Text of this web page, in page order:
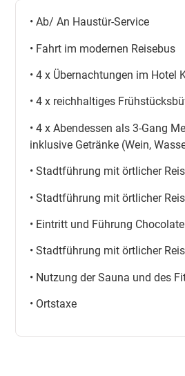
• Ab/ An Haustür-Service
• Fahrt im modernen Reisebus
• 4 x Übernachtungen im Hotel
• 4 x reichhaltiges
• 4 x Abendessen als 3-Gang
inklusive Getränke (Wein,
• Stadtführung mit örtlicher
• Stadtführung mit örtlicher
• Eintritt und Führung
• Stadtführung mit örtlicher
• Nutzung der Sauna und des
• Ortstaxe